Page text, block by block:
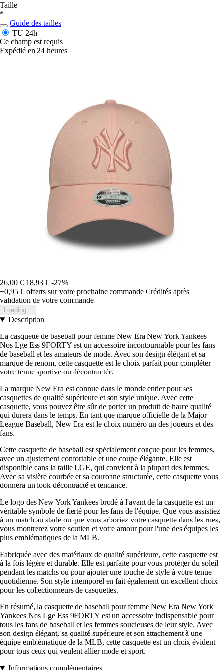
Taille
*
Guide des tailles
TU 24h
Ce champ est requis
Expédié en 24 heures
26,00 € 18,93 € -27%
+0,95 € offerts sur votre prochaine commande Crédités après
validation de votre commande
Loading...
Description
La casquette de baseball pour femme New Era New York Yankees
Nos Lge Ess 9FORTY est un accessoire incontournable pour les fans
de baseball et les amateurs de mode. Avec son design élégant et sa
marque de renom, cette casquette est le choix parfait pour compléter
votre tenue sportive ou décontractée.
La marque New Era est connue dans le monde entier pour ses
casquettes de qualité supérieure et son style unique. Avec cette
casquette, vous pouvez être sûr de porter un produit de haute qualité
qui durera dans le temps. En tant que marque officielle de la Major
League Baseball, New Era est le choix numéro un des joueurs et des
fans.
Cette casquette de baseball est spécialement conçue pour les femmes,
avec un ajustement confortable et une coupe élégante. Elle est
disponible dans la taille LGE, qui convient à la plupart des femmes.
Avec sa visière courbée et sa couronne structurée, cette casquette vous
donnera un look décontracté et tendance.
Le logo des New York Yankees brodé à l'avant de la casquette est un
véritable symbole de fierté pour les fans de l'équipe. Que vous assistiez
à un match au stade ou que vous arboriez votre casquette dans les rues,
vous montrerez votre soutien et votre amour pour l'une des équipes les
plus emblématiques de la MLB.
Fabriquée avec des matériaux de qualité supérieure, cette casquette est
à la fois légère et durable. Elle est parfaite pour vous protéger du soleil
pendant les matchs ou pour ajouter une touche de style à votre tenue
quotidienne. Son style intemporel en fait également un excellent choix
pour les collectionneurs de casquettes.
En résumé, la casquette de baseball pour femme New Era New York
Yankees Nos Lge Ess 9FORTY est un accessoire indispensable pour
tous les fans de baseball et les femmes soucieuses de leur style. Avec
son design élégant, sa qualité supérieure et son attachement à une
équipe emblématique de la MLB, cette casquette est un choix évident
pour tous ceux qui veulent allier mode et sport.
Informations complémentaires